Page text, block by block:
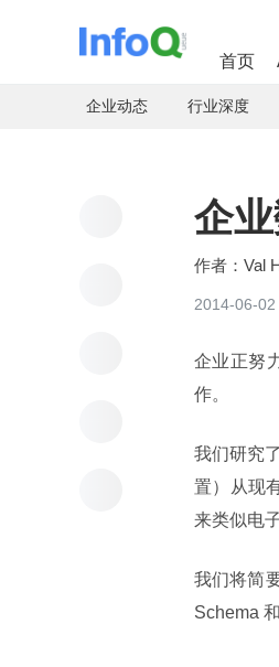
首页
企业动态 行业深度
企
Val
2014-06-02
企业正努
作。
我们研究
置）从现
来类似电
我们将简
Schema